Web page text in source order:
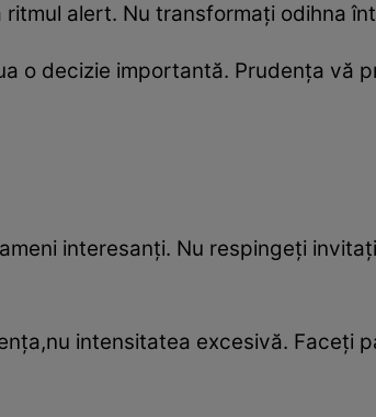
alert. Nu transformați odihna
o decizie importantă. Prudența vă
interesanți. Nu respingeți
intensitatea excesivă. Faceți